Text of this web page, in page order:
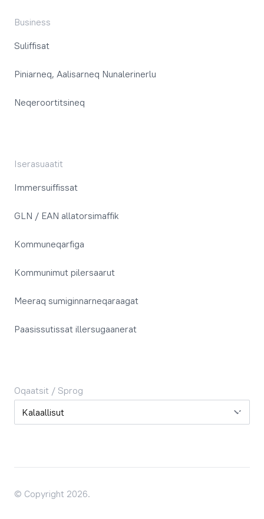
Business
Suliffisat
Piniarneq, Aalisarneq Nunalerinerlu
Neqeroortitsineq
Iserasuaatit
Immersuiffissat
GLN / EAN allatorsimaffik
Kommuneqarfiga
Kommunimut pilersaarut
Meeraq sumiginnarneqaraagat
Paasissutissat illersugaanerat
Oqaatsit / Sprog
Oqaatsit / Sprog
© Copyright 2026.